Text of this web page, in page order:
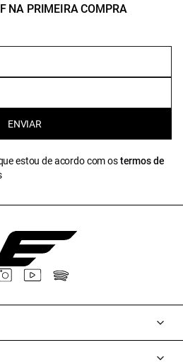
NA PRIMEIRA COMPRA
ENVIAR
estou de acordo com ostermos de